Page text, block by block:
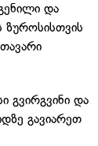
და
გვირგვინი და
გავიარეთ